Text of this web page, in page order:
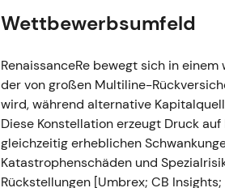
Einordnung:Der latente
Management RenRe neu –
mit dauerhaft hohen
Technisch:Kursausbruch nach
gestärkter Buchwertmetriken.
---
Wettbewerbsumfeld
RenaissanceRe bewegt sich in
der von großen Multiline-
wird, während alternative
Diese Konstellation erzeugt Druck
gleichzeitig erheblichen
Katastrophenschäden und
Rückstellungen [Umbrex; CB